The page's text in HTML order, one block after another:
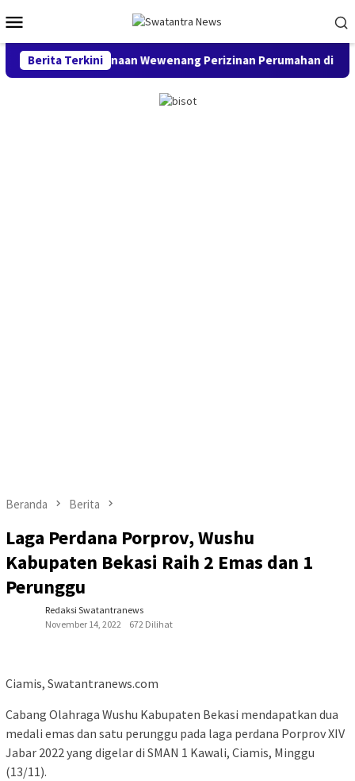
ke
kontenMobile
Berita Terkini
Penyalahgunaan Wewenang Perizinan Perumahan di
Beranda Berita
Laga Perdana Porprov, Wushu
Kabupaten Bekasi Raih 2 Emas dan 1
Perunggu
Redaksi Swatantranews
November 14, 2022
672 Dilihat
Ciamis, Swatantranews.com
Cabang Olahraga Wushu Kabupaten Bekasi mendapatkan dua
medali emas dan satu perunggu pada laga perdana Porprov XIV
Jabar 2022 yang digelar di SMAN 1 Kawali, Ciamis, Minggu
(13/11).